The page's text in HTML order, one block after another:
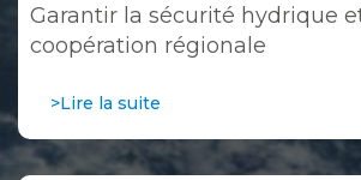
Garantir la sécurité hydrique
coopération régionale
>Lire la suite